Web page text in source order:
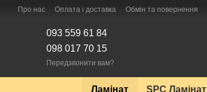
Перейти до основного контенту
Про нас Оплата і доставка Обмін та повернення
093 559 61 84
098 017 70 15
Передзвонити вам?
Ламінат SPC Ламінат